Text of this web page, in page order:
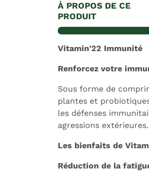
Expédition sous 24h
À PROPOS DE CE
PRODUIT
Vitamin'22 Immunité
Renforcez votre
Sous forme de
plantes et
les défenses
agressions extérieures.
Les bienfaits de
Réduction de la